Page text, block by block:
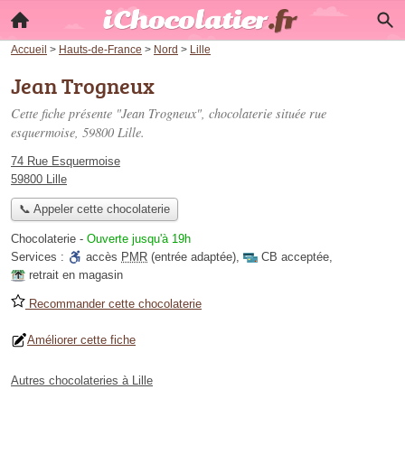
Accueil > Hauts-de-France > Nord > Lille
Jean Trogneux
Cette fiche présente "Jean Trogneux", chocolaterie située rue
esquermoise, 59800 Lille.
74 Rue Esquermoise
59800 Lille
📞 Appeler cette chocolaterie
Chocolaterie - Ouverte jusqu'à 19h
Services :
accès PMR (entrée adaptée), CB acceptée,
retrait en magasin
Recommander cette chocolaterie
Améliorer cette fiche
Autres chocolateries à Lille